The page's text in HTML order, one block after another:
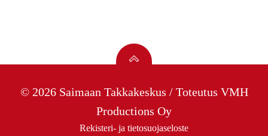
© 2026 Saimaan Takkakeskus / Toteutus VMH
Productions Oy
Rekisteri- ja tietosuojaseloste